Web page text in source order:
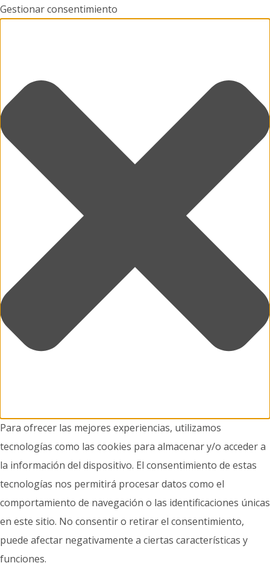
Gestionar consentimiento
Para ofrecer las mejores experiencias, utilizamos
tecnologías como las cookies para almacenar y/o acceder a
la información del dispositivo. El consentimiento de estas
tecnologías nos permitirá procesar datos como el
comportamiento de navegación o las identificaciones únicas
en este sitio. No consentir o retirar el consentimiento,
puede afectar negativamente a ciertas características y
funciones.